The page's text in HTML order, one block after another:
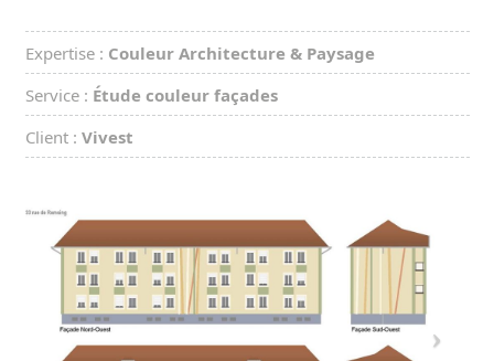
Expertise : Couleur Architecture & Paysage
Service : Étude couleur façades
Client : Vivest